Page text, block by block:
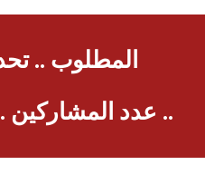
المطلوب ..
.. عدد المشاركين